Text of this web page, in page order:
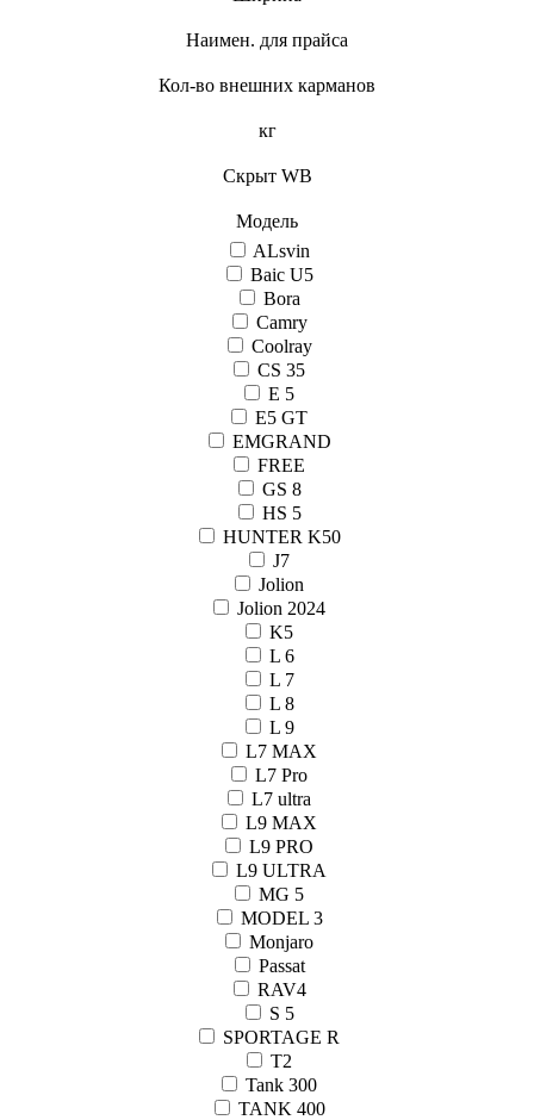
Наимен. для прайса
Кол-во внешних карманов
кг
Скрыт WB
Модель
ALsvin
Baic U5
Bora
Camry
Coolray
CS 35
E 5
E5 GT
EMGRAND
FREE
GS 8
HS 5
HUNTER K50
J7
Jolion
Jolion 2024
K5
L 6
L 7
L 8
L 9
L7 MAX
L7 Pro
L7 ultra
L9 MAX
L9 PRO
L9 ULTRA
MG 5
MODEL 3
Monjaro
Passat
RAV4
S 5
SPORTAGE R
T2
Tank 300
TANK 400